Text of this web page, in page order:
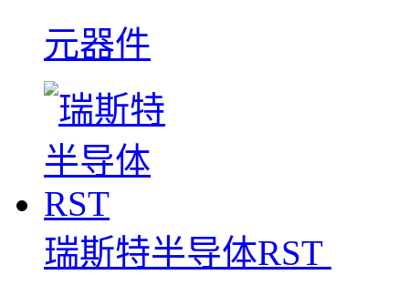
元器件
瑞斯特半导体RST